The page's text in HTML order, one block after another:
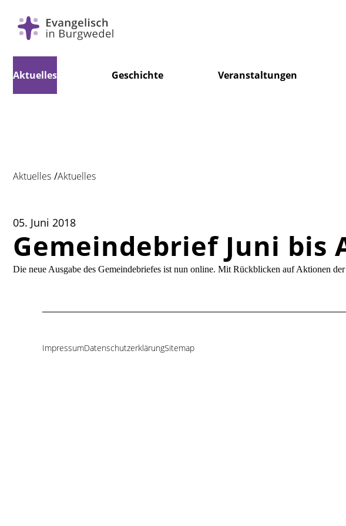
überspringen
Aktuelles Geschichte Veranstaltungen
Aktuelles Aktuelles
05. Juni 2018
Gemeindebrief Juni bis
Die neue Ausgabe des Gemeindebriefes ist nun online. Mit Rückblicken auf Aktionen
Navigation
ImpressumDatenschutzerklärungSitemap